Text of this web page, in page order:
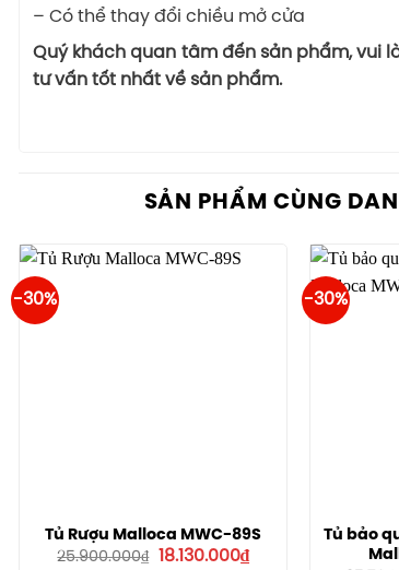
– Có thể thay đổi chiều mở cửa
Quý khách quan tâm đến sản phẩm, vui
tư vấn tốt nhất về sản phẩm.
SẢN PHẨM CÙNG
-30%
Tủ Rượu Malloca MWC-89S
25.900.000₫ Giá
18.130.000₫Giá
-30%
Tủ bảo